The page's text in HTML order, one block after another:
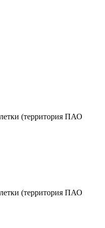
(территория ПАО
(территория ПАО